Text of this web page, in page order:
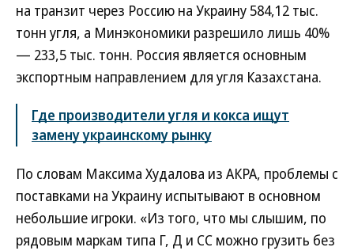
на транзит через Россию на Украину 584,12 тыс.
тонн угля, а Минэкономики разрешило лишь 40%
— 233,5 тыс. тонн. Россия является основным
экспортным направлением для угля Казахстана.
Где производители угля и кокса ищут
замену украинскому рынку
По словам Максима Худалова из АКРА, проблемы с
поставками на Украину испытывают в основном
небольшие игроки. «Из того, что мы слышим, по
рядовым маркам типа Г, Д и СС можно грузить без